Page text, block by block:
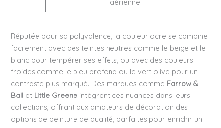
aérienne
Réputée pour sa polyvalence, la couleur ocre se combine
facilement avec des teintes neutres comme le beige et le
blanc pour tempérer ses effets, ou avec des couleurs
froides comme le bleu profond ou le vert olive pour un
contraste plus marqué. Des marques comme Farrow &
Ball et Little Greene intègrent ces nuances dans leurs
collections, offrant aux amateurs de décoration des
options de peinture de qualité, parfaites pour enrichir un